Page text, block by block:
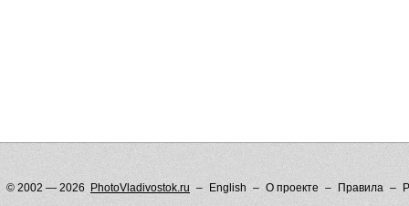
© 2002 — 2026 PhotoVladivostok.ru English О проекте Правила